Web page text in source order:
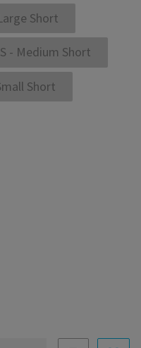
Short
- Medium Short
Short